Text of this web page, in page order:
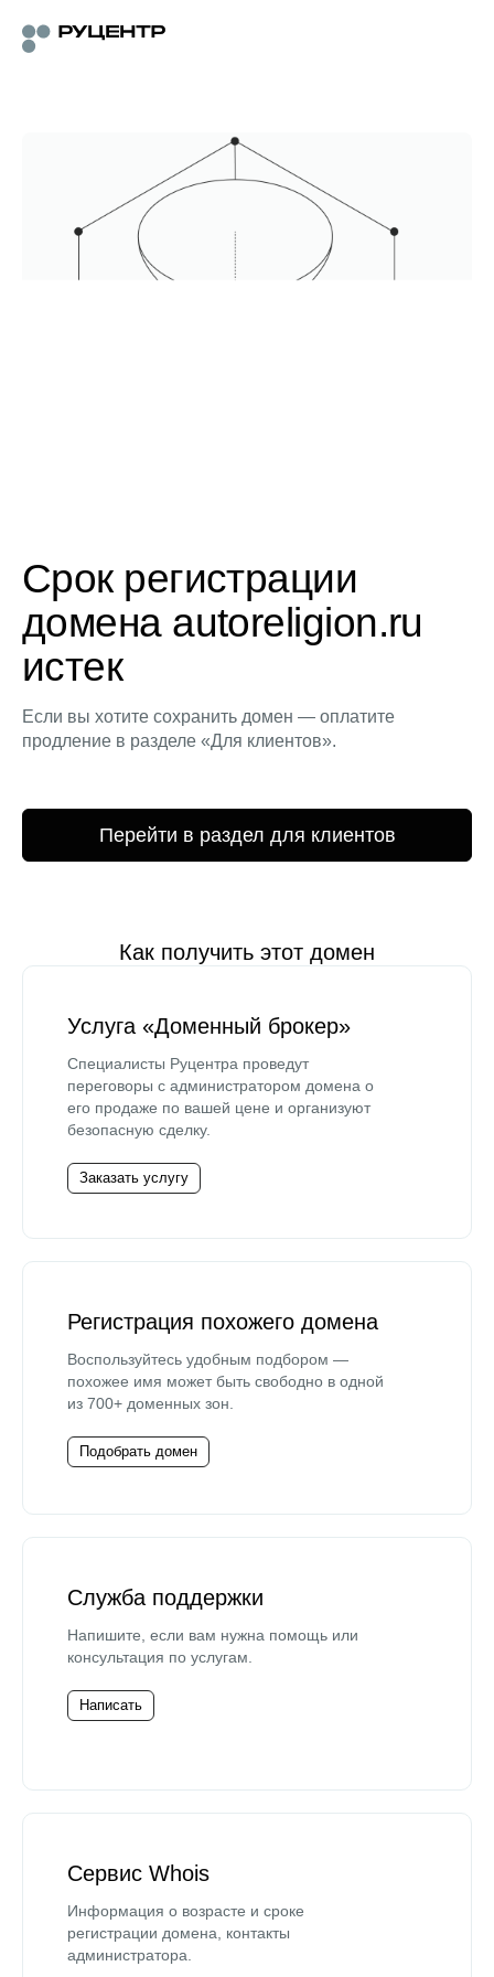
Срок регистрации
домена autoreligion.ru
истек
Если вы хотите сохранить домен — оплатите
продление в разделе «Для клиентов».
Перейти в раздел для клиентов
Как получить этот домен
Услуга «Доменный брокер»
Специалисты Руцентра проведут
переговоры с администратором домена о
его продаже по вашей цене и организуют
безопасную сделку.
Заказать услугу
Регистрация похожего домена
Воспользуйтесь удобным подбором —
похожее имя может быть свободно в одной
из 700+ доменных зон.
Подобрать домен
Служба поддержки
Напишите, если вам нужна помощь или
консультация по услугам.
Написать
Сервис Whois
Информация о возрасте и сроке
регистрации домена, контакты
администратора.